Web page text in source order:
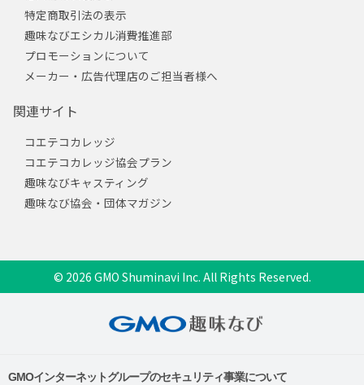
特定商取引法の表示
趣味なびエシカル消費推進部
プロモーションについて
メーカー・広告代理店のご担当者様へ
関連サイト
コエテコカレッジ
コエテコカレッジ協会プラン
趣味なびキャスティング
趣味なび協会・団体マガジン
© 2026 GMO Shuminavi Inc. All Rights Reserved.